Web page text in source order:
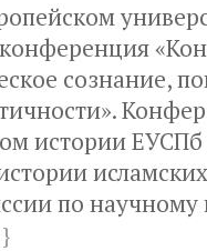
сознание,
истории
по
}